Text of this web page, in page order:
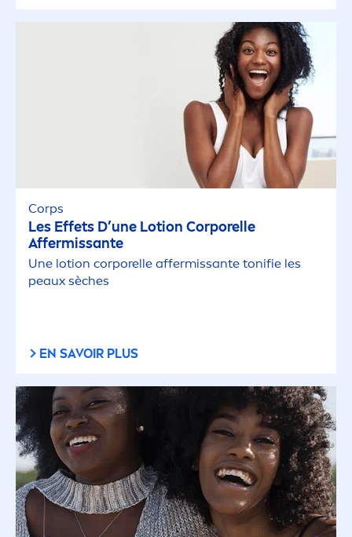
Corps
Les Effets D’une Lotion Corporelle
Affermissante
Une lotion corporelle affermissante tonifie les
peaux sèches
EN SAVOIR PLUS